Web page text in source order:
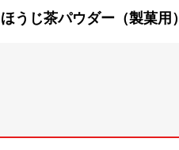
ほうじ茶パウダー（製菓用）